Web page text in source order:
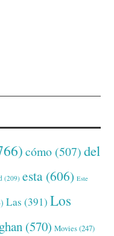
cómo (507) del
(209) esta (606) Este
Las (391) Los
(570) Movies(247)